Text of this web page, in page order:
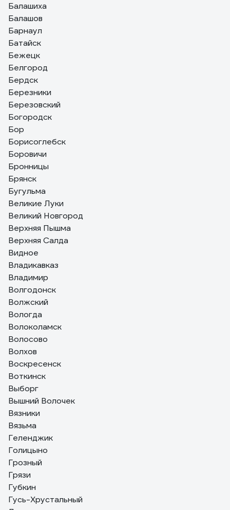
Балашиха
Балашов
Барнаул
Батайск
Бежецк
Белгород
Бердск
Березники
Березовский
Богородск
Бор
Борисоглебск
Боровичи
Бронницы
Брянск
Бугульма
Великие Луки
Великий Новгород
Верхняя Пышма
Верхняя Салда
Видное
Владикавказ
Владимир
Волгодонск
Волжский
Вологда
Волоколамск
Волосово
Волхов
Воскресенск
Воткинск
Выборг
Вышний Волочек
Вязники
Вязьма
Геленджик
Голицыно
Грозный
Грязи
Губкин
Гусь-Хрустальный